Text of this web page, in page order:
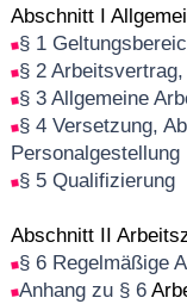
Abschnitt I
§ 1
§ 2
§ 3 Allgemeine
§ 4 Versetzung,
Personalgestellung
§ 5 Qualifizierung
Abschnitt II
§ 6 Regelmäßige
Anhang zu § 6